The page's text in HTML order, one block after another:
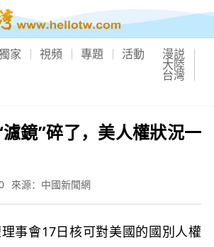
家 視頻 專題 活動 漫説
大陸
台灣
鏡”碎了，美人權狀況一
來源：中國新聞網
會17日核可對美國的國別人權